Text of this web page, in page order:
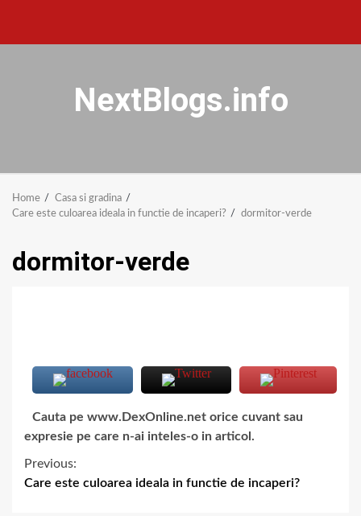
NextBlogs.info
Home
Casa si gradina
Care este culoarea ideala in functie de incaperi?
dormitor-verde
dormitor-verde
Cauta pe www.DexOnline.net orice cuvant sau
expresie pe care n-ai inteles-o in articol.
Previous:
Care este culoarea ideala in functie de incaperi?